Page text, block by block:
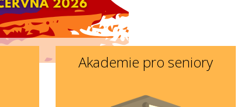
Akademie pro seniory